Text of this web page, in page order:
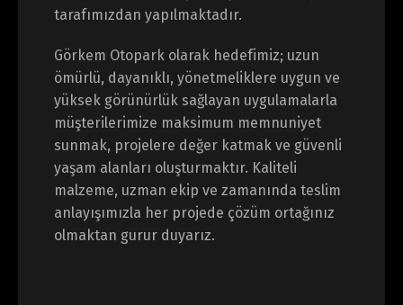
tarafımızdan yapılmaktadır.
Görkem Otopark olarak hedefimiz; uzun
ömürlü, dayanıklı, yönetmeliklere uygun ve
yüksek görünürlük sağlayan uygulamalarla
müşterilerimize maksimum memnuniyet
sunmak, projelere değer katmak ve güvenli
yaşam alanları oluşturmaktır. Kaliteli
malzeme, uzman ekip ve zamanında teslim
anlayışımızla her projede çözüm ortağınız
olmaktan gurur duyarız.